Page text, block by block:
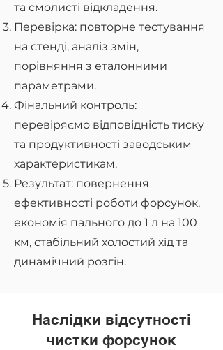
та смолисті відкладення.
Перевірка: повторне тестування
на стенді, аналіз змін,
порівняння з еталонними
параметрами.
Фінальний контроль:
перевіряємо відповідність тиску
та продуктивності заводським
характеристикам.
Результат: повернення
ефективності роботи форсунок,
економія пального до 1 л на 100
км, стабільний холостий хід та
динамічний розгін.
Наслідки відсутності
чистки форсунок